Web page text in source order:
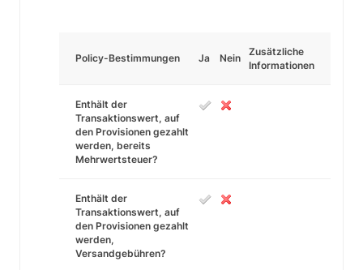
Policy-Bestimmungen Ja Nein
Zusätzliche
Informationen
Enthält der
Transaktionswert, auf
den Provisionen gezahlt
werden, bereits
Mehrwertsteuer?
Enthält der
Transaktionswert, auf
den Provisionen gezahlt
werden,
Versandgebühren?